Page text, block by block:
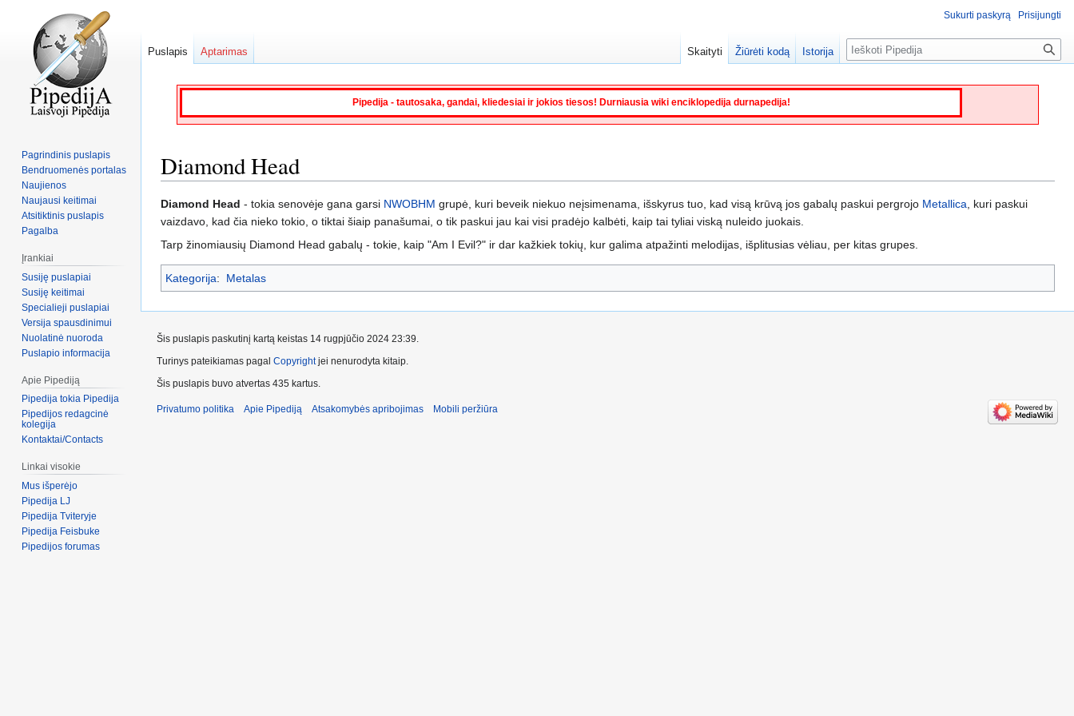
Pipedija - tautosaka, gandai, kliedesiai ir jokios tiesos! Durniausia wiki enciklopedija durnapedija!
Diamond Head
Jump
to
navigation
Jump
to
search
Diamond Head - tokia senovėje gana garsi NWOBHM grupė, kuri beveik niekuo neįsimenama, išskyrus tuo, kad visą krūvą jos gabalų paskui pergrojo Metallica , kuri paskui
vaizdavo, kad čia nieko tokio, o tiktai šiaip panašumai, o tik paskui jau kai visi pradėjo kalbėti, kaip tai tyliai viską nuleido juokais.
Tarp žinomiausių Diamond Head gabalų - tokie, kaip "Am I Evil?" ir dar kažkiek tokių, kur galima atpažinti melodijas, išplitusias vėliau, per kitas grupes.
Kategorija: Metalas
Sukurti paskyrą Prisijungti
Puslapis Aptarimas Skaityti Žiūrėti kodą Istorija Paieška
Pagrindinis puslapis
Bendruomenės portalas
Naujienos
Naujausi keitimai
Atsitiktinis puslapis
Pagalba
Įrankiai
Susiję puslapiai
Susiję keitimai
Specialieji puslapiai
Versija spausdinimui
Nuolatinė nuoroda
Puslapio informacija
Apie Pipediją
Pipedija tokia Pipedija
Pipedijos redagcinė
kolegija
Kontaktai/Contacts
Linkai visokie
Mus išperėjo
Pipedija LJ
Pipedija Tviteryje
Pipedija Feisbuke
Pipedijos forumas
Šis puslapis paskutinį kartą keistas 14 rugpjūčio 2024 23:39.
Turinys pateikiamas pagal Copyrightjei nenurodyta kitaip.
Šis puslapis buvo atvertas 435 kartus.
Privatumo politika Apie Pipediją Atsakomybės apribojimas Mobili peržiūra